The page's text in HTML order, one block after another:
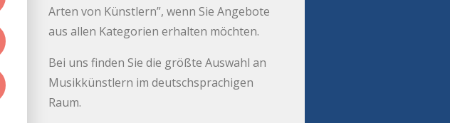
Arten von Künstlern”, wenn Sie Angebote
aus allen Kategorien erhalten möchten.
Bei uns finden Sie die größte Auswahl an
Musikkünstlern im deutschsprachigen
Raum.